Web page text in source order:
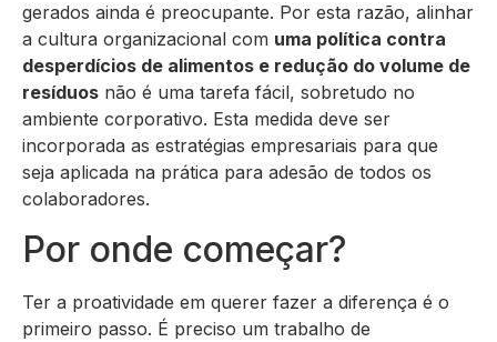
gerados ainda é preocupante. Por esta razão, alinhar
a cultura organizacional com uma política contra
desperdícios de alimentos e redução do volume de
resíduos não é uma tarefa fácil, sobretudo no
ambiente corporativo. Esta medida deve ser
incorporada as estratégias empresariais para que
seja aplicada na prática para adesão de todos os
colaboradores.
Por onde começar?
Ter a proatividade em querer fazer a diferença é o
primeiro passo. É preciso um trabalho de